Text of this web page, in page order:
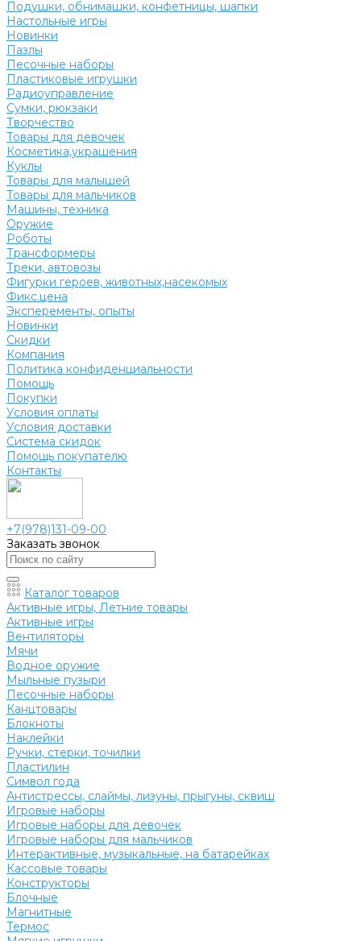
Подушки, обнимашки, конфетницы, шапки
Настольные игры
Новинки
Пазлы
Песочные наборы
Пластиковые игрушки
Радиоуправление
Сумки, рюкзаки
Творчество
Товары для девочек
Косметика,украшения
Куклы
Товары для малышей
Товары для мальчиков
Машины, техника
Оружие
Роботы
Трансформеры
Треки, автовозы
Фигурки героев, животных,насекомых
Фикс.цена
Эксперементы, опыты
Новинки
Скидки
Компания
Политика конфиденциальности
Помощь
Покупки
Условия оплаты
Условия доставки
Система скидок
Помощь покупателю
Контакты
+7(978)131-09-00
Заказать звонок
Каталог товаров
Активные игры, Летние товары
Активные игры
Вентиляторы
Мячи
Водное оружие
Мыльные пузыри
Песочные наборы
Канцтовары
Блокноты
Наклейки
Ручки, стерки, точилки
Пластилин
Символ года
Антистрессы, слаймы, лизуны, прыгуны, сквиш
Игровые наборы
Игровые наборы для девочек
Игровые наборы для мальчиков
Интерактивные, музыкальные, на батарейках
Кассовые товары
Конструкторы
Блочные
Магнитные
Термос